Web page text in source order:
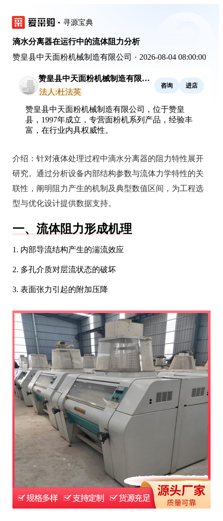
寻源宝典
滴水分离器在运行中的流体阻力分析
赞皇县中天面粉机械制造有限公司 · 2026-08-04 08:00:00
赞皇县中天面粉机械制造有限公
司
法人:杜法英
咨询 进店
赞皇县中天面粉机械制造有限公司，位于赞皇
县，1997年成立，专营面粉机系列产品，经验丰
富，在行业内具权威性。
介绍： 针对液体处理过程中滴水分离器的阻力特性展开
研究。通过分析设备内部结构参数与流体力学特性的关
联性，阐明阻力产生的机制及典型数值区间，为工程选
型与优化设计提供数据支持。
一、流体阻力形成机理
1. 内部导流结构产生的湍流效应
2. 多孔介质对层流状态的破坏
3. 表面张力引起的附加压降